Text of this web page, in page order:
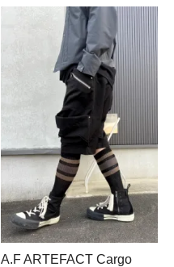
A.F ARTEFACT Cargo